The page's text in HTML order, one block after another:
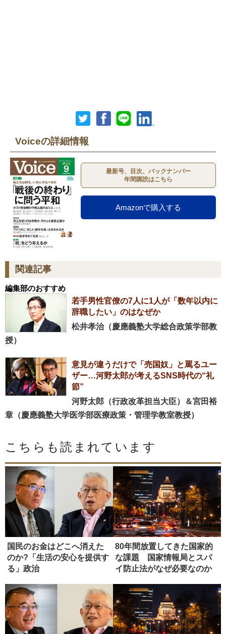
Voiceの詳細情報
最新号、目次、バックナンバー
年間購読はこちら
Amazonで購入する
関連記事
編集部のおすすめ
若手男性官僚の7人に1人が「数年以内に
辞職したい」のはなぜか
松井孝治（慶應義塾大学総合政策学部教
授）
意見が違うだけで「売国奴」と罵るユー
ザー…河野太郎が考えるSNS時代の“礼
節”
河野太郎（行政改革担当大臣）＆宮田裕
章（慶應義塾大学医学部医療政策・管理学教室教授）
こちらも読まれています
国民のお金はどこへ消えた
のか?「生活の安心を提供す
る」政治
80年間放置してきた国家的
な課題 国家情報局とスパ
イ防止法がなぜ必要なのか